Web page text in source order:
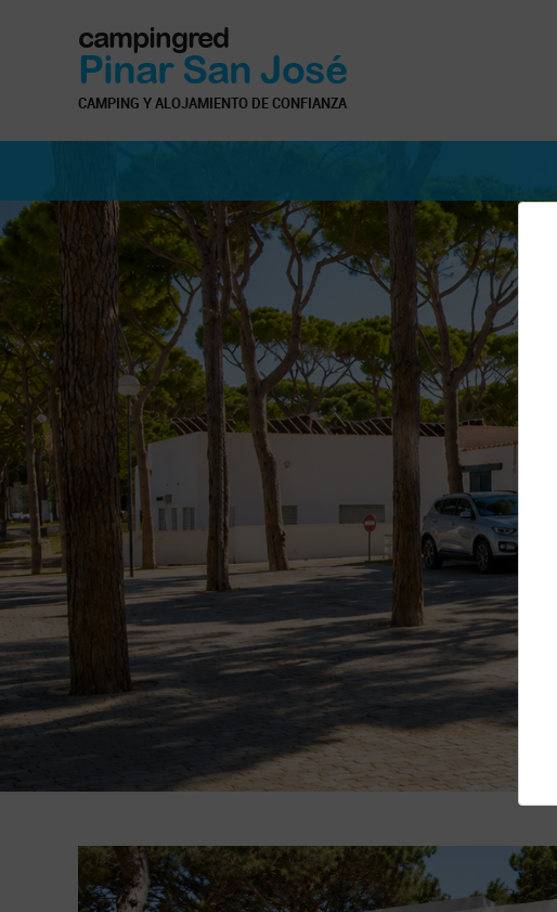
campingred
Pinar San José
CAMPING Y ALOJAMIENTO DE CONFIANZA